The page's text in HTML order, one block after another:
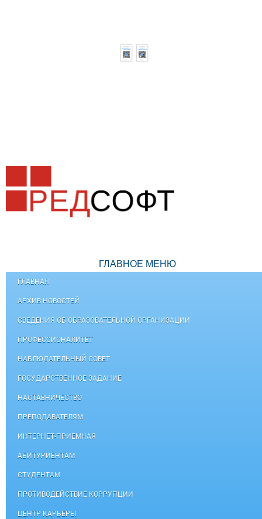
ГЛАВНОЕ МЕНЮ
ГЛАВНАЯ
АРХИВ НОВОСТЕЙ
СВЕДЕНИЯ ОБ ОБРАЗОВАТЕЛЬНОЙ ОРГАНИЗАЦИИ
ПРОФЕССИОНАЛИТЕТ
НАБЛЮДАТЕЛЬНЫЙ СОВЕТ
ГОСУДАРСТВЕННОЕ ЗАДАНИЕ
НАСТАВНИЧЕСТВО
ПРЕПОДАВАТЕЛЯМ
ИНТЕРНЕТ-ПРИЕМНАЯ
АБИТУРИЕНТАМ
СТУДЕНТАМ
ПРОТИВОДЕЙСТВИЕ КОРРУПЦИИ
ЦЕНТР КАРЬЕРЫ